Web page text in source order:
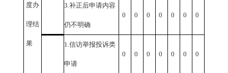
度办
理结
果
3. 补正后申请内容
仍不明确
0 0 0 0 0 0 0
1. 信访举报投诉类
申请
0 0 0 0 0 0 0